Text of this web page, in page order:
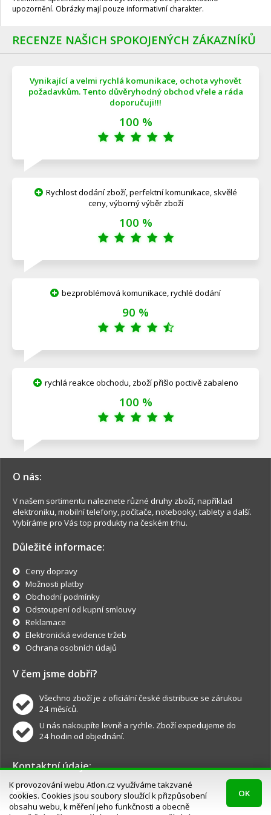
upozornění. Obrázky mají pouze informativní charakter.
RECENZE NAŠICH SPOKOJENÝCH ZÁKAZNÍKŮ
Vynikající a velmi rychlá komunikace, ochota vyhovět
požadavkům. Tento důvěryhodný obchod vřele a ráda
doporučuji!!!
100 %
Rychlost dodání zboží, perfektní komunikace, skvělé
ceny, výborný výběr zboží
100 %
bezproblémová komunikace, rychlé dodání
90 %
rychlá reakce obchodu, zboží přišlo poctivě zabaleno
100 %
O nás:
V našem sortimentu naleznete různé druhy zboží, například
elektroniku, mobilní telefony, počítače, notebooky, tablety a další.
Vybíráme pro Vás top produkty na českém trhu.
Důležité informace:
Ceny dopravy
Možnosti platby
Obchodní podmínky
Odstoupení od kupní smlouvy
Reklamace
Elektronická evidence tržeb
Ochrana osobních údajů
V čem jsme dobří?
Všechno zboží je z oficiální české distribuce se zárukou
24 měsíců.
U nás nakoupíte levně a rychle. Zboží expedujeme do
24 hodin od objednání.
Kontaktní údaje:
info@atlon.cz
Objednávky, dotazy a reklamace.
K provozování webu Atlon.cz využíváme takzvané
cookies. Cookies jsou soubory sloužící k přizpůsobení
obsahu webu, k měření jeho funkčnosti a obecně
OK